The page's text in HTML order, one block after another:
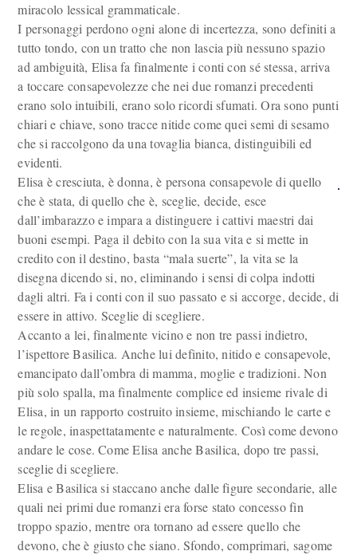
miracolo lessical grammaticale.
I personaggi perdono ogni alone di incertezza, sono definiti a
tutto tondo, con un tratto che non lascia più nessuno spazio
ad ambiguità, Elisa fa finalmente i conti con sé stessa, arriva
a toccare consapevolezze che nei due romanzi precedenti
erano solo intuibili, erano solo ricordi sfumati. Ora sono punti
chiari e chiave, sono tracce nitide come quei semi di sesamo
che si raccolgono da una tovaglia bianca, distinguibili ed
evidenti.
Elisa è cresciuta, è donna, è persona consapevole di quello
che è stata, di quello che è, sceglie, decide, esce
dall’imbarazzo e impara a distinguere i cattivi maestri dai
buoni esempi. Paga il debito con la sua vita e si mette in
credito con il destino, basta “mala suerte”, la vita se la
disegna dicendo si, no, eliminando i sensi di colpa indotti
dagli altri. Fa i conti con il suo passato e si accorge, decide, di
essere in attivo. Sceglie di scegliere.
Accanto a lei, finalmente vicino e non tre passi indietro,
l’ispettore Basilica. Anche lui definito, nitido e consapevole,
emancipato dall’ombra di mamma, moglie e tradizioni. Non
più solo spalla, ma finalmente complice ed insieme rivale di
Elisa, in un rapporto costruito insieme, mischiando le carte e
le regole, inaspettatamente e naturalmente. Così come devono
andare le cose. Come Elisa anche Basilica, dopo tre passi,
sceglie di scegliere.
Elisa e Basilica si staccano anche dalle figure secondarie, alle
quali nei primi due romanzi era forse stato concesso fin
troppo spazio, mentre ora tornano ad essere quello che
devono, che è giusto che siano. Sfondo, comprimari, sagome